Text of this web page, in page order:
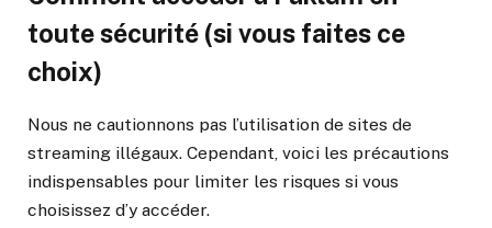
toute sécurité (si vous faites ce
choix)
Nous ne cautionnons pas l’utilisation de sites de
streaming illégaux. Cependant, voici les précautions
indispensables pour limiter les risques si vous
choisissez d’y accéder.